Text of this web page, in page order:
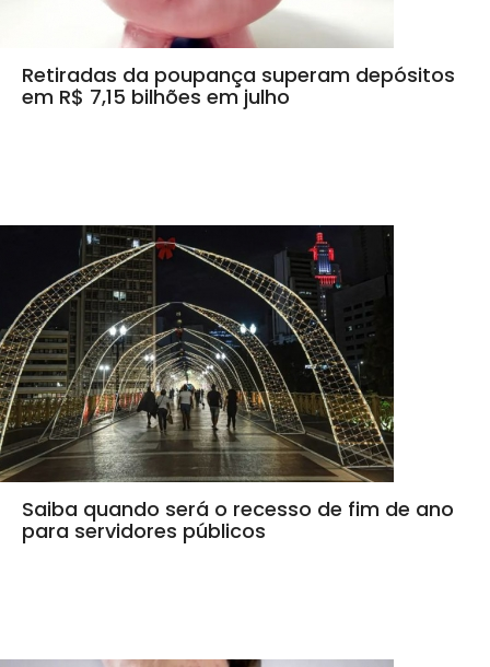
Retiradas da poupança superam depósitos
em R$ 7,15 bilhões em julho
Saiba quando será o recesso de fim de ano
para servidores públicos